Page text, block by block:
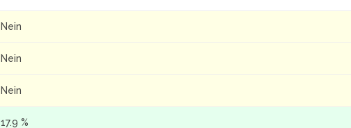
Nein
Nein
Nein
17.9 %